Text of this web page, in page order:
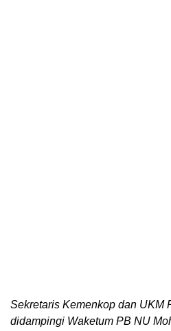
Sekretaris Kemenkop dan UKM
didampingi Waketum PB NU